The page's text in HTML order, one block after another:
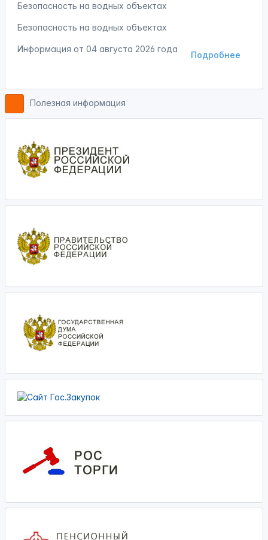
Безопасность на водных объектах
Безопасность на водных объектах
Подробнее
Информация от 04 августа 2026 года
Полезная информация